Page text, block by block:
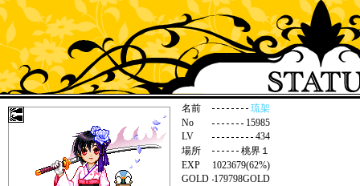
名前
琉架
No
15985
LV
434
場所
桃界１
EXP
1023679(62%)
GOLD 179798GOLD